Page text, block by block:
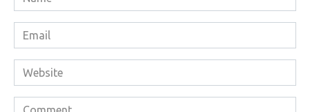
*
Email
*
Website
Comment